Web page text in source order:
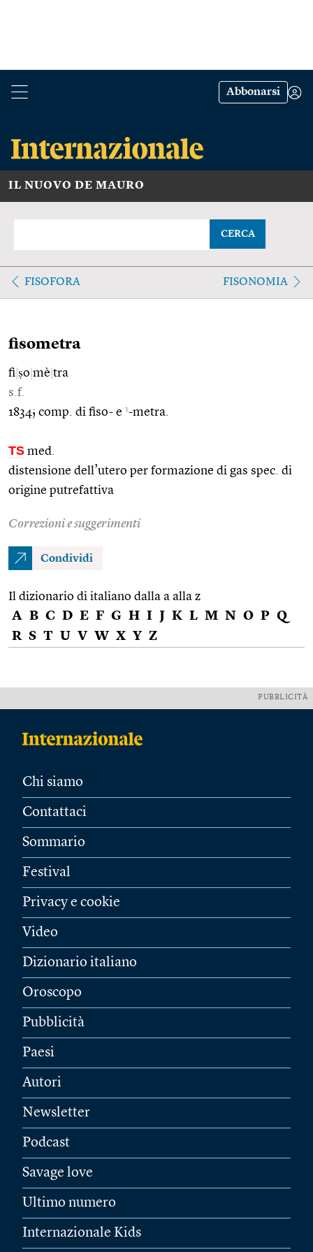
Abbonarsi
IL NUOVO DE MAURO
CERCA
FISOFORA FISONOMIA
fisometra
fi ṣo mè tra
s.f.
1834; comp. di fiso- e 1-metra.
TS med.
distensione dell’utero per formazione di gas spec. di
origine putrefattiva
Correzioni e suggerimenti
Condividi
Il dizionario di italiano dalla a alla z
A B C D E F G H I J K L M N O P Q
R S T U V W X Y Z
PUBBLICITÀ
Chi siamo
Contattaci
Sommario
Festival
Privacy e cookie
Video
Dizionario italiano
Oroscopo
Pubblicità
Paesi
Autori
Newsletter
Podcast
Savage love
Ultimo numero
Internazionale Kids